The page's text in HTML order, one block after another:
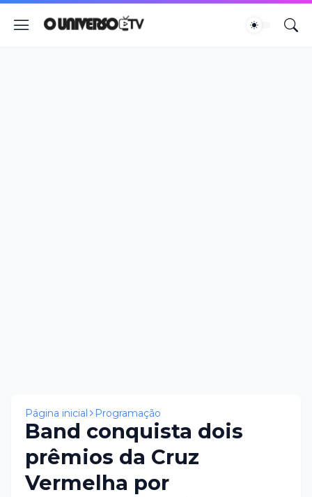
Página inicial Programação
Band conquista dois
prêmios da Cruz
Vermelha por